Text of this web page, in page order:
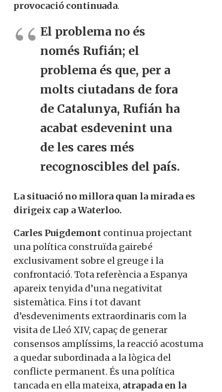
provocació continuada.
El problema no és
només Rufián; el
problema és que, per a
molts ciutadans de fora
de Catalunya, Rufián ha
acabat esdevenint una
de les cares més
recognoscibles del país.
La situació no millora quan la mirada es
dirigeix cap a Waterloo.
Carles Puigdemont continua projectant
una política construïda gairebé
exclusivament sobre el greuge i la
confrontació. Tota referència a Espanya
apareix tenyida d’una negativitat
sistemàtica. Fins i tot davant
d’esdeveniments extraordinaris com la
visita de Lleó XIV, capaç de generar
consensos amplíssims, la reacció acostuma
a quedar subordinada a la lògica del
conflicte permanent. És una política
tancada en ella mateixa, atrapada en la